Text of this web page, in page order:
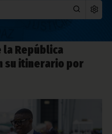
la República
su itinerario por